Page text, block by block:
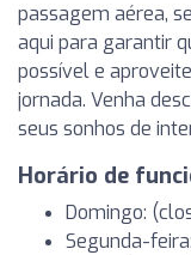
passagem aérea,
aqui para garantir
possível e
jornada. Venha
seus sonhos de
Horário de
Domingo:
Segunda-